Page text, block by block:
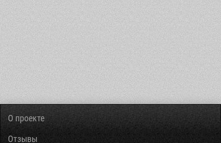
О проекте
Отзывы